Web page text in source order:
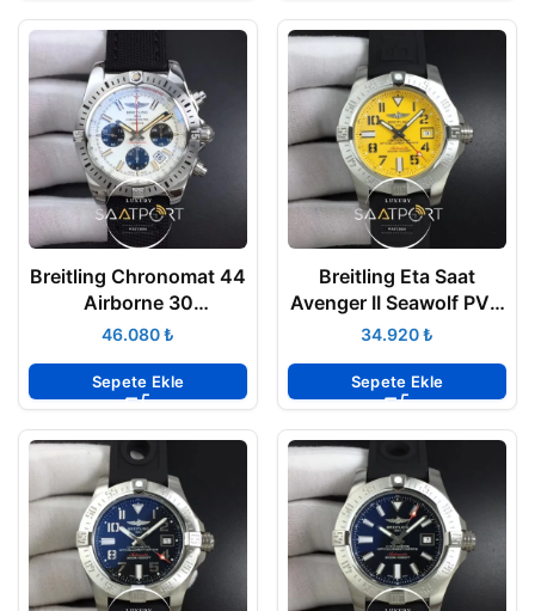
Breitling Chronomat 44
Airborne 30
Anniversary Best
₺
Sepete Ekle
Breitling Eta Saat
Avenger II Seawolf PVD
Super Clone ETA
₺
Sepete Ekle